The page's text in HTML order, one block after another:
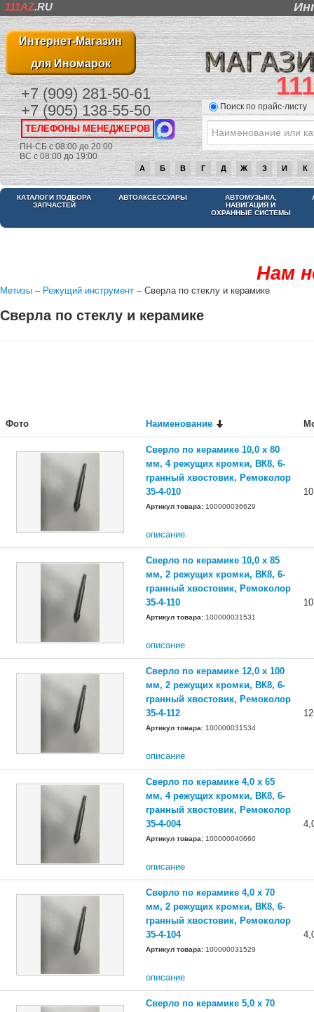
111AZ.RU
Интернет-Магазин
для Иномарок
+7 (909) 281-50-61
+7 (905) 138-55-50
ТЕЛЕФОНЫ МЕНЕДЖЕРОВ
ПН-СБ с 08:00 до 20:00
ВС с 08:00 до 19:00
Поиск по прайс-листу
А Б В Г Д Ж З И К
КАТАЛОГИ ПОДБОРА
ЗАПЧАСТЕЙ
АВТОАКСЕССУАРЫ
АВТОМУЗЫКА,
НАВИГАЦИЯ И
ОХРАННЫЕ СИСТЕМЫ
Нам
Метизы – Режущий инструмент – Сверла по стеклу и керамике
Сверла по стеклу и керамике
Фото Наименование
Сверло по керамике 10,0 х 80
мм, 4 режущих кромки, ВК8, 6-
гранный хвостовик, Ремоколор
35-4-010
Артикул товара: 100000036629
описание
Сверло по керамике 10,0 х 85
мм, 2 режущих кромки, ВК8, 6-
гранный хвостовик, Ремоколор
35-4-110
Артикул товара: 100000031531
описание
Сверло по керамике 12,0 х 100
мм, 2 режущих кромки, ВК8, 6-
гранный хвостовик, Ремоколор
35-4-112
Артикул товара: 100000031534
описание
Сверло по керамике 4,0 х 65
мм, 4 режущих кромки, ВК8, 6-
гранный хвостовик, Ремоколор
35-4-004
Артикул товара: 100000040660
описание
Сверло по керамике 4,0 х 70
мм, 2 режущих кромки, ВК8, 6-
гранный хвостовик, Ремоколор
35-4-104
Артикул товара: 100000031529
описание
Сверло по керамике 5,0 х 70